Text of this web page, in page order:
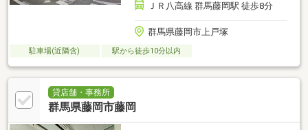
ＪＲ八高線 群馬藤岡駅 徒歩8分
群馬県藤岡市上戸塚
駐車場(近隣含) 駅から徒歩10分以内
貸店舗・事務所
群馬県藤岡市藤岡